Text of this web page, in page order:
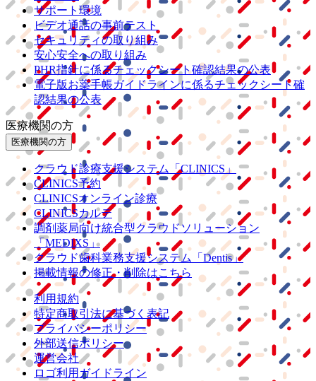
サポート環境
ビデオ通話の事前テスト
セキュリティの取り組み
安心安全への取り組み
PHR指針に係るチェックシート確認結果の公表
電子版お薬手帳ガイドラインに係るチェックシート確
認結果の公表
医療機関の方
医療機関の方
クラウド診療支援システム
「CLINICS」
CLINICS予約
CLINICSオンライン診療
CLINICSカルテ
調剤薬局向け統合型クラウドソリューション
「MEDIXS」
クラウド歯科業務支援システム
「Dentis」
掲載情報の修正・削除はこちら
利用規約
特定商取引法に基づく表記
プライバシーポリシー
外部送信ポリシー
運営会社
ロゴ利用ガイドライン